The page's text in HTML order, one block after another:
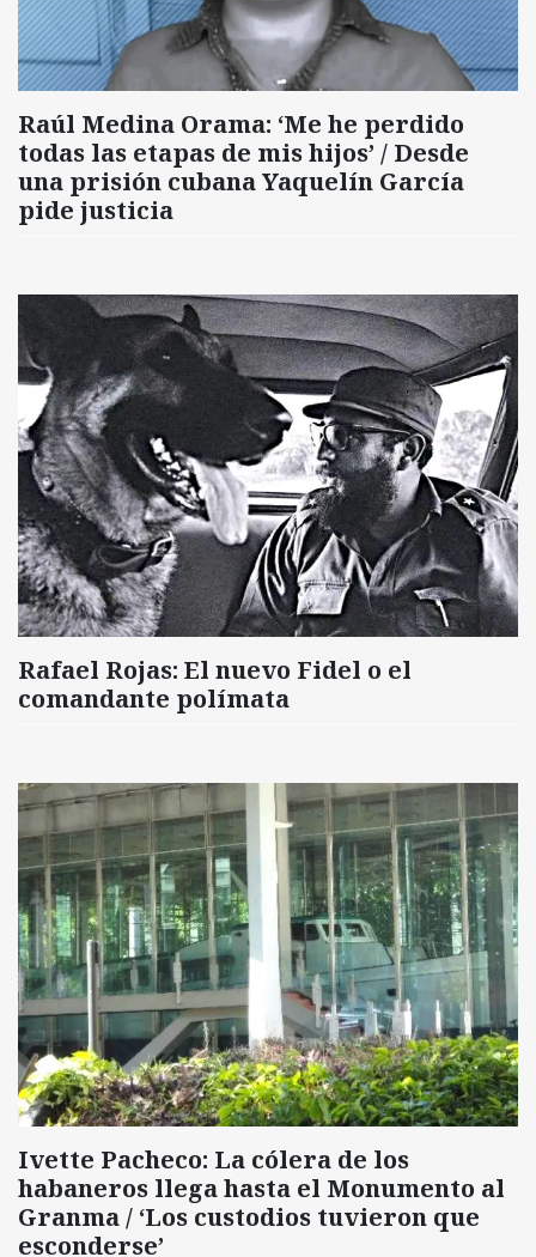
Raúl Medina Orama: ‘Me he perdido
todas las etapas de mis hijos’ / Desde
una prisión cubana Yaquelín García
pide justicia
Rafael Rojas: El nuevo Fidel o el
comandante polímata
Ivette Pacheco: La cólera de los
habaneros llega hasta el Monumento al
Granma / ‘Los custodios tuvieron que
esconderse’